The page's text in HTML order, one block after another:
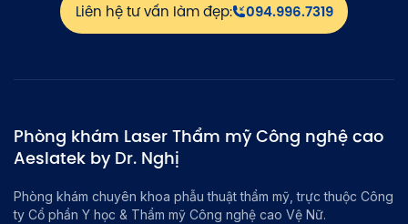
Liên hệ tư vấn làm đẹp: 094.996.7319
Phòng khám Laser Thẩm mỹ Công nghệ cao
Aeslatek by Dr. Nghị
Phòng khám chuyên khoa phẫu thuật thẩm mỹ, trực thuộc Công
ty Cổ phần Y học & Thẩm mỹ Công nghệ cao Vệ Nữ.